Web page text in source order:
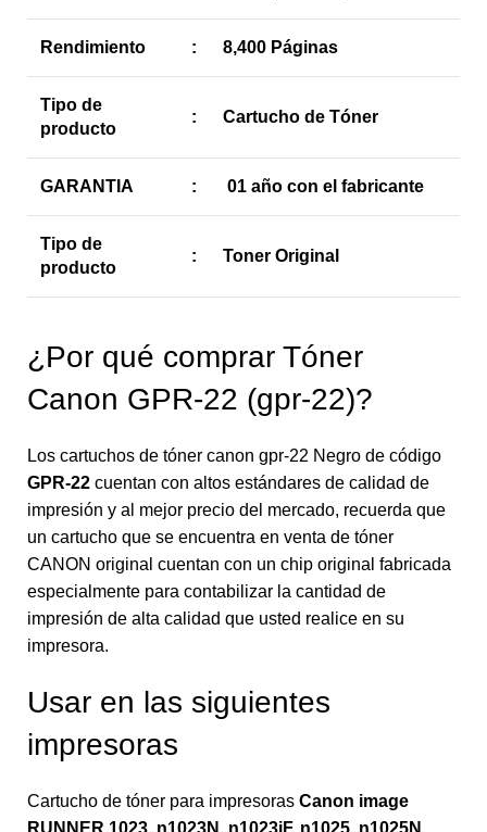
Rendimiento : 8,400 Páginas
Tipo de
producto
: Cartucho de Tóner
GARANTIA : 01 año con el fabricante
Tipo de
producto
: Toner Original
¿Por qué comprar Tóner
Canon GPR-22 (gpr-22)?
Los cartuchos de tóner canon gpr-22 Negro de código
GPR-22 cuentan con altos estándares de calidad de
impresión y al mejor precio del mercado, recuerda que
un cartucho que se encuentra en venta de tóner
CANON original cuentan con un chip original fabricada
especialmente para contabilizar la cantidad de
impresión de alta calidad que usted realice en su
impresora.
Usar en las siguientes
impresoras
Cartucho de tóner para impresoras Canon image
RUNNER 1023, n1023N, n1023iF, n1025, n1025N,